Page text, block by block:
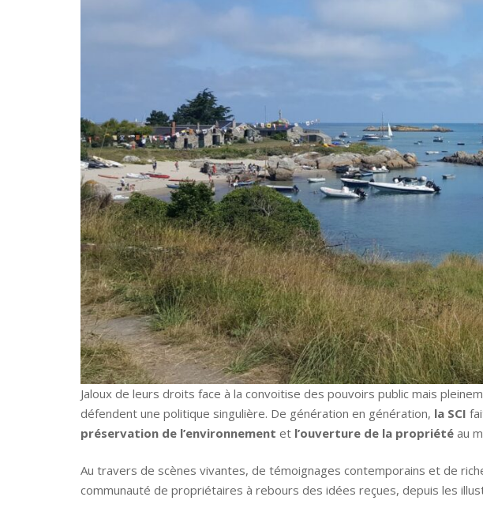
Jaloux de leurs droits face à la convoitise des pouvoirs public mais
défendent une politique singulière. De génération en génération, la SCI
préservation de l’environnement et l’ouverture de la propriété au
Au travers de scènes vivantes, de témoignages contemporains et de
communauté de propriétaires à rebours des idées reçues, depuis les